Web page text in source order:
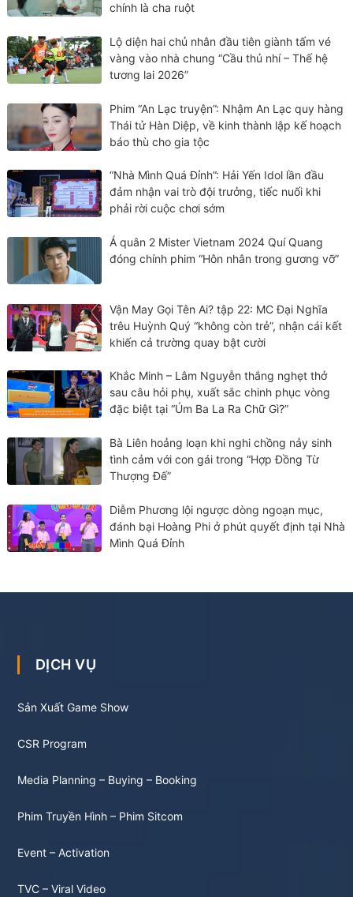
chính là cha ruột
Lộ diện hai chủ nhân đầu tiên giành tấm vé
vàng vào nhà chung “Cầu thủ nhí – Thế hệ
tương lai 2026”
Phim “An Lạc truyện”: Nhậm An Lạc quy hàng
Thái tử Hàn Diệp, về kinh thành lập kế hoạch
báo thù cho gia tộc
“Nhà Mình Quá Đỉnh”: Hải Yến Idol lần đầu
đảm nhận vai trò đội trưởng, tiếc nuối khi
phải rời cuộc chơi sớm
Á quân 2 Mister Vietnam 2024 Quí Quang
đóng chính phim “Hôn nhân trong gương vỡ”
Vận May Gọi Tên Ai? tập 22: MC Đại Nghĩa
trêu Huỳnh Quý “không còn trẻ”, nhận cái kết
khiến cả trường quay bật cười
Khắc Minh – Lâm Nguyễn thắng nghẹt thở
sau câu hỏi phụ, xuất sắc chinh phục vòng
đặc biệt tại “Úm Ba La Ra Chữ Gì?”
Bà Liên hoảng loạn khi nghi chồng nảy sinh
tình cảm với con gái trong “Hợp Đồng Từ
Thượng Đế”
Diễm Phương lội ngược dòng ngoạn mục,
đánh bại Hoàng Phi ở phút quyết định tại Nhà
Mình Quá Đỉnh
DỊCH VỤ
Sản Xuất Game Show
CSR Program
Media Planning – Buying – Booking
Phim Truyền Hình – Phim Sitcom
Event – Activation
TVC – Viral Video